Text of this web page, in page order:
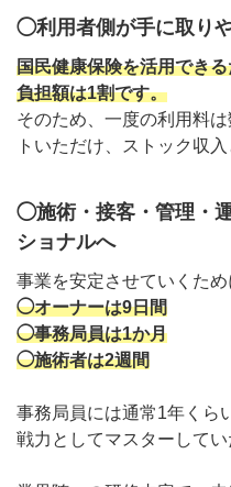
◯利用者側が手に取り
国民健康保険を活用でき
負担額は1割です。
そのため、一度の利用料
トいただけ、ストック収
◯施術・接客・管理・
ショナルへ
事業を安定させていくた
◯オーナーは9日間
◯事務局員は1か月
◯施術者は2週間
事務局員には通常1年くら
戦力としてマスターしてい